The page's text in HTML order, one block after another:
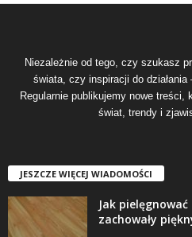
Niezależnie od tego, czy szukasz
świata, czy inspiracji do działania
Regularnie publikujemy nowe treści,
świat, trendy i
JESZCZE WIĘCEJ WIADOMOŚCI
Jak
zachowały